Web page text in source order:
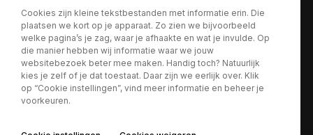
CONTACT
Cookies zijn kleine tekstbestanden met informatie erin. Die
plaatsen we kort op je apparaat. Zo zien we bijvoorbeeld
welke pagina’s je zag, waar je afhaakte en wat je invulde. Op
die manier hebben wij informatie waar we jouw
websitebezoek beter mee maken. Handig toch? Natuurlijk
kies je zelf of je dat toestaat. Daar zijn we eerlijk over. Klik
op “Cookie instellingen”, vind meer informatie en beheer je
voorkeuren.